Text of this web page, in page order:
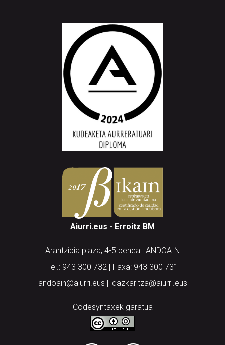
Aiurri.eus - Erroitz BM
Arantzibia plaza, 4-5 behea | ANDOAIN
Tel.: 943 300 732 | Faxa: 943 300 731
andoain@aiurri.eus | idazkaritza@aiurri.eus
Codesyntaxek garatua